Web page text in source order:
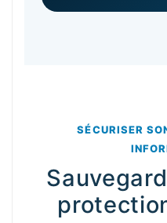
SÉCURISER